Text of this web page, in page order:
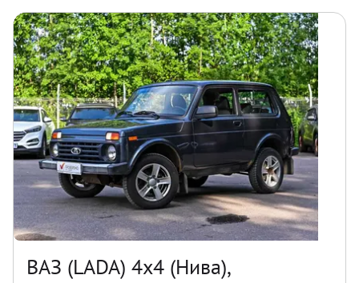
ВАЗ (LADA) 4x4 (Нива),